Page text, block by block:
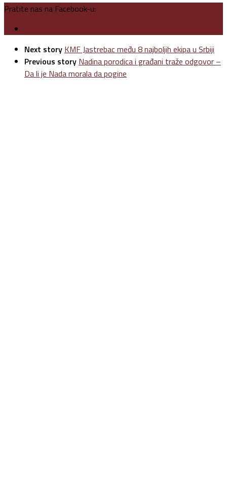
Pratite nas na Facebook-u:
Next story KMF Jastrebac među 8 najboljih ekipa u Srbiji
Previous story Nadina porodica i građani traže odgovor –
Da li je Nada morala da pogine